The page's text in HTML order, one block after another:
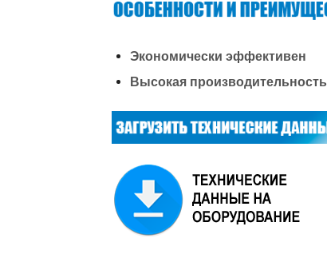
Экономически эффективен
Высокая производительность